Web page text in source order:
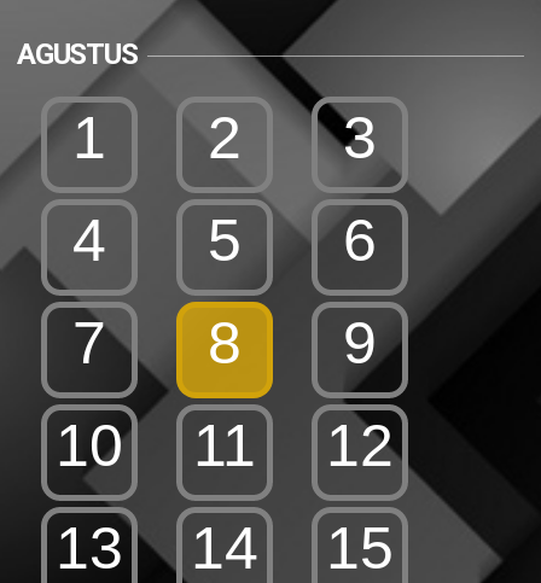
AGUSTUS
1 2
3
4
5
6
7
8
9
10
11
12
13
14
15